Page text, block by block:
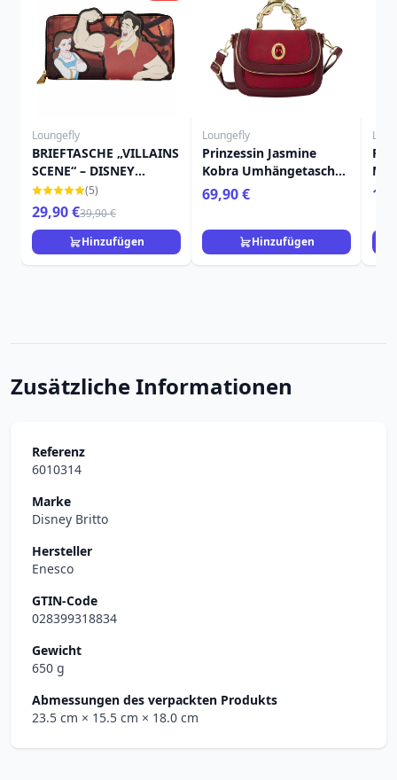
Loungefly
BRIEFTASCHE „VILLAINS
SCENE“ – DISNEY
LOUNGEFLY
(5)
29,90 €39,90 €
Hinzufügen
Loungefly
Prinzessin Jasmine
Kobra Umhängetasche -
Disney Loungefly
Aladdin
69,90 €
Hinzufügen
Zusätzliche Informationen
Referenz
6010314
Marke
Disney Britto
Hersteller
Enesco
GTIN-Code
028399318834
Gewicht
650 g
Abmessungen des verpackten Produkts
23.5 cm × 15.5 cm × 18.0 cm